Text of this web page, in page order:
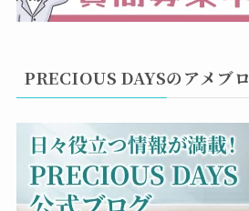
PRECIOUS DAYSのアメブロ